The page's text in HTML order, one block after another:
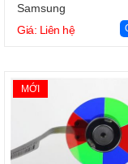
Samsung
Giá: Liên hệ
MỚI